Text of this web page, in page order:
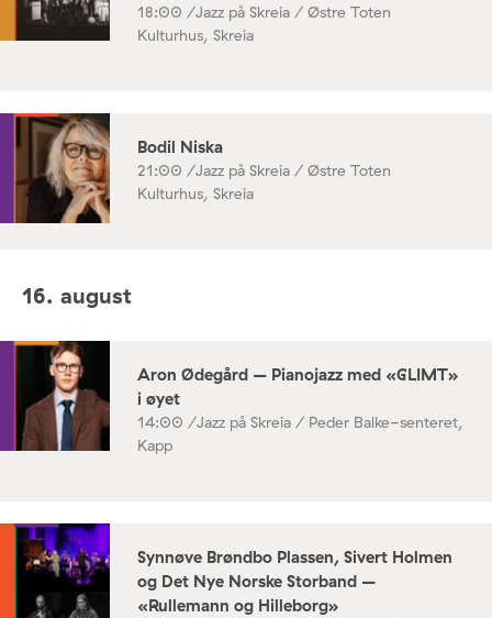
18:00 /Jazz på Skreia / Østre Toten
Kulturhus, Skreia
Bodil Niska
21:00 /Jazz på Skreia / Østre Toten
Kulturhus, Skreia
16. august
Aron Ødegård – Pianojazz med «GLIMT»
i øyet
14:00 /Jazz på Skreia / Peder Balke-senteret,
Kapp
Synnøve Brøndbo Plassen, Sivert Holmen
og Det Nye Norske Storband –
«Rullemann og Hilleborg»